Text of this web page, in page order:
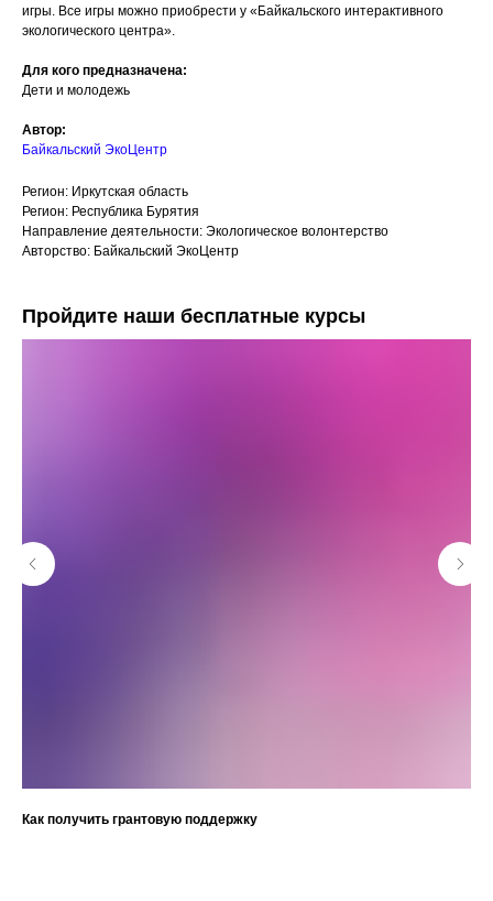
игры. Все игры можно приобрести у «Байкальского интерактивного
экологического центра».
Для кого предназначена:
Дети и молодежь
Автор:
Байкальский ЭкоЦентр
Регион: Иркутская область
Регион: Республика Бурятия
Направление деятельности: Экологическое волонтерство
Авторство: Байкальский ЭкоЦентр
Пройдите наши бесплатные курсы
Как получить грантовую поддержку